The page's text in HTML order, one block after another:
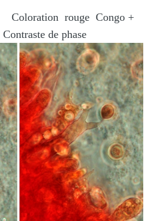
Congo +
de phase